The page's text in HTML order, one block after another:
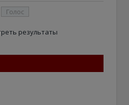
результаты